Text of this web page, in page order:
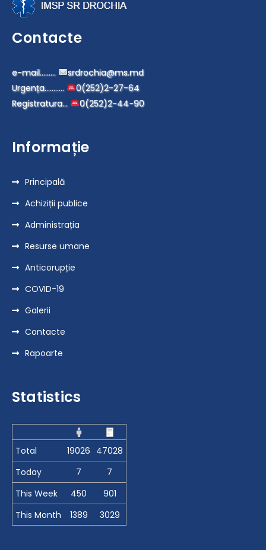
Contacte
e-mail………
srdrochia@ms.md
Urgența………..
0(252)2-27-64
Registratura…
0(252)2-44-90
Informație
Principală
Achiziții publice
Administrația
Resurse umane
Anticorupție
COVID-19
Galerii
Contacte
Rapoarte
Statistics
Total 19026 47028
Today
7
7
This Week
450
901
This Month
1389 3029